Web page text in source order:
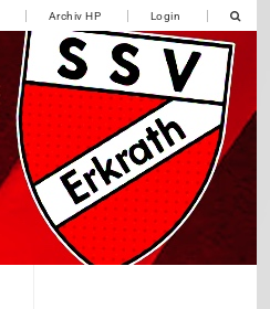
Archiv HP Login